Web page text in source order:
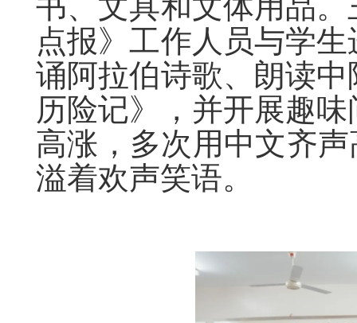
书、文具和文体用品
点报》工作人员与学
诵阿拉伯诗歌、朗读
历险记》，并开展趣
高涨，多次用中文齐
溢着欢声笑语。